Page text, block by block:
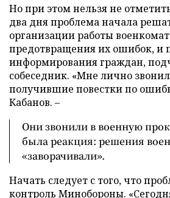
Но при этом нельзя не
два дня проблема начала
организации работы
предотвращения их ошибок, и
информирования граждан,
собеседник. «Мне лично
получившие повестки по
Кабанов. –
Они звонили в военную
была реакция: решения
«заворачивали».
Начать следует с того, что
контроль Минобороны.